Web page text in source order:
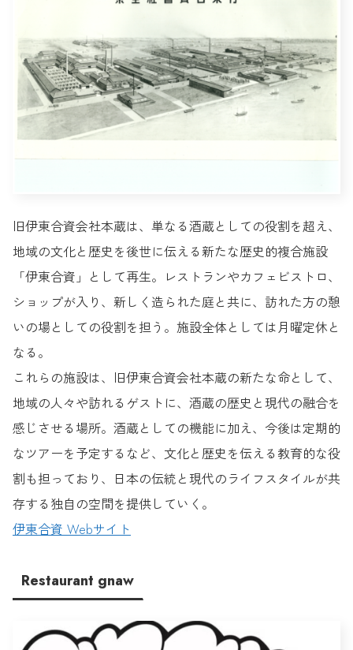
旧伊東合資会社本蔵は、単なる酒蔵としての役割を超え、
地域の文化と歴史を後世に伝える新たな歴史的複合施設
「伊東合資」として再生。レストランやカフェビストロ、
ショップが入り、新しく造られた庭と共に、訪れた方の憩
いの場としての役割を担う。施設全体としては月曜定休と
なる。
これらの施設は、旧伊東合資会社本蔵の新たな命として、
地域の人々や訪れるゲストに、酒蔵の歴史と現代の融合を
感じさせる場所。酒蔵としての機能に加え、今後は定期的
なツアーを予定するなど、文化と歴史を伝える教育的な役
割も担っており、日本の伝統と現代のライフスタイルが共
存する独自の空間を提供していく。
伊東合資 Webサイト
Restaurant gnaw